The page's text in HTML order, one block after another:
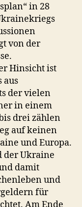
in 28
von der
Hinsicht ist
aus
der vielen
in einem
drei zählen
auf keinen
und Europa.
der Ukraine
damit
und
für
Am Ende